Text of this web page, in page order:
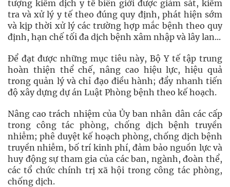
tượng kiểm dịch y tế biên giới được giảm sát, kiểm
tra và xử lý y tế theo đúng quy định, phát hiện sớm
và kịp thời xử lý các trường hợp mắc bệnh theo quy
định, hạn chế tối đa dịch bệnh xâm nhập và lây lan...
Để đạt được những mục tiêu này, Bộ Y tế tập trung
hoàn thiện thể chế, nâng cao hiệu lực, hiệu quả
trong quản lý và chỉ đạo điều hành; đẩy nhanh tiến
độ xây dựng dự án Luật Phòng bệnh theo kế hoạch.
Nâng cao trách nhiệm của Ủy ban nhân dân các cấp
trong công tác phòng, chống dịch bệnh truyền
nhiễm; phê duyệt kế hoạch phòng, chống dịch bệnh
truyền nhiễm, bố trí kinh phí, đảm bảo nguồn lực và
huy động sự tham gia của các ban, ngành, đoàn thể,
các tổ chức chính trị xã hội trong công tác phòng,
chống dịch.